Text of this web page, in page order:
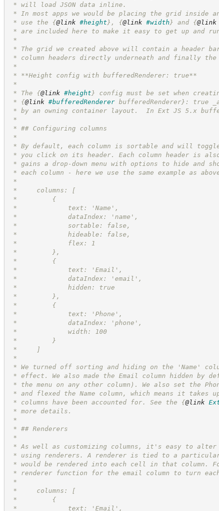
* will load JSON data inline.
* In most apps we would be placing the grid inside
* use the {@link #height } , {@link #width } and {@link
* are included here to make it easy to get up and
*
* The grid we created above will contain a header
* column headers directly underneath and finally the
*
* **Height config with bufferedRenderer: true**
*
* The {@link #height } config must be set when
* {@link #bufferedRenderer bufferedRenderer} : true
* by an owning container layout.  In Ext JS 5.x
*
* ## Configuring columns
*
* By default, each column is sortable and will toggle
* you click on its header. Each column header is
* gains a drop-down menu with options to hide and
* each column - here we use the same example as
*
*     columns: [
*         {
*             text: 'Name',
*             dataIndex: 'name',
*             sortable: false,
*             hideable: false,
*             flex: 1
*         },
*         {
*             text: 'Email',
*             dataIndex: 'email',
*             hidden: true
*         },
*         {
*             text: 'Phone',
*             dataIndex: 'phone',
*             width: 100
*         }
*     ]
*
* We turned off sorting and hiding on the 'Name'
* effect. We also made the Email column hidden by
* the menu on any other column). We also set the
* and flexed the Name column, which means it
* columns have been accounted for. See the {@link
* more details.
*
* ## Renderers
*
* As well as customizing columns, it's easy to
* using renderers. A renderer is tied to a particular
* would be rendered into each cell in that column.
* renderer function for the email column to turn
*
*     columns: [
*         {
*             text: 'Email',